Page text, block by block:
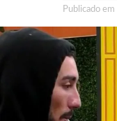
Publicado em